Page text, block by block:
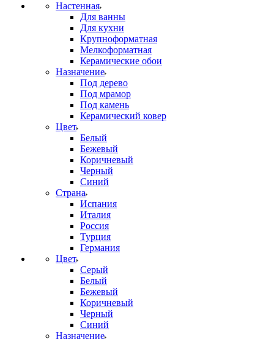
Настенная
Для ванны
Для кухни
Крупноформатная
Мелкоформатная
Керамические обои
Назначение
Под дерево
Под мрамор
Под камень
Керамический ковер
Цвет
Белый
Бежевый
Коричневый
Черный
Синий
Страна
Испания
Италия
Россия
Турция
Германия
Цвет
Серый
Белый
Бежевый
Коричневый
Черный
Синий
Назначение